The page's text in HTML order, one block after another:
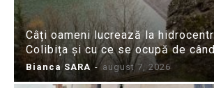
Câți oameni lucrează la
Colibița și cu ce se ocupă de
Bianca SARA - august 7, 2026